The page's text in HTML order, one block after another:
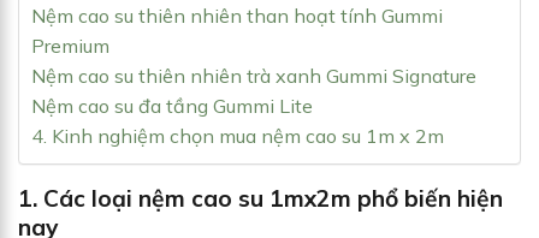
Nệm cao su thiên nhiên than hoạt tính Gummi
Premium
Nệm cao su thiên nhiên trà xanh Gummi Signature
Nệm cao su đa tầng Gummi Lite
4. Kinh nghiệm chọn mua nệm cao su 1m x 2m
1. Các loại nệm cao su 1mx2m phổ biến hiện
nay